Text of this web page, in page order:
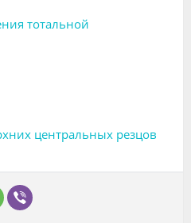
тотальной
центральных резцов